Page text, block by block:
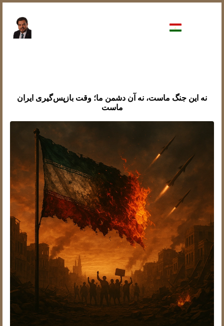
نه این جنگ ماست، نه آن دشمن ما؛ وقت بازپس‌گیری ایران
ماست